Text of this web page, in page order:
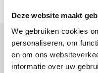
Deze website maakt
We gebruiken cookies
personaliseren, om
en om ons
informatie over uw
Meld je aan
Ontvang de